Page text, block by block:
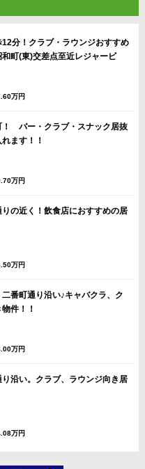
12分！クラブ・ラウンジおすすめ
町(東)交差点至近レジャービ
万円
！ バー・クラブ・スナック居抜
ます！！
万円
の近く！飲食店におすすめの居
万円
番町通り沿い♪キャバクラ、ク
件！！
万円
沿い。クラブ、ラウンジ向き居
万円
すぐのバー・スナック向き居抜